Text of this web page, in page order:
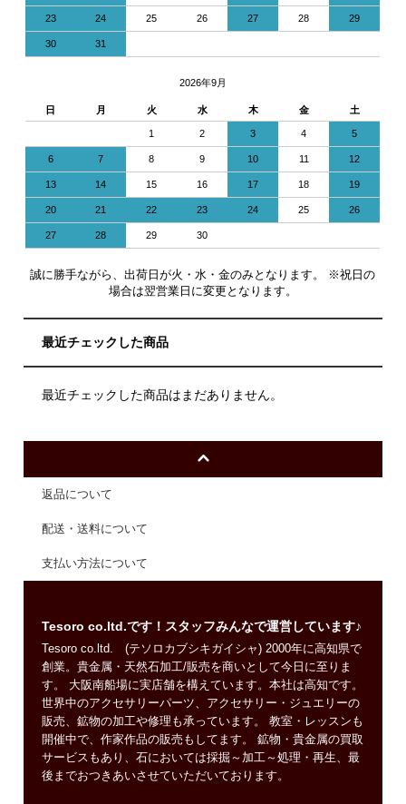
23 24 25 26 27 28 29
30 31
2026年9月
日 月 火 水 木 金 土
1 2 3 4 5
6 7 8 9 10 11 12
13 14 15 16 17 18 19
20 21 22 23 24 25 26
27 28 29 30
誠に勝手ながら、出荷日が火・水・金のみとなります。 ※祝日の
場合は翌営業日に変更となります。
最近チェックした商品
最近チェックした商品はまだありません。
返品について
配送・送料について
支払い方法について
Tesoro co.ltd.です！スタッフみんなで運営しています♪
Tesoro co.ltd. (テソロカブシキガイシャ) 2000年に高知県で
創業。貴金属・天然石加工/販売を商いとして今日に至りま
す。 大阪南船場に実店舗を構えています。本社は高知です。
世界中のアクセサリーパーツ、アクセサリー・ジュエリーの
販売、鉱物の加工や修理も承っています。 教室・レッスンも
開催中で、作家作品の販売もしてます。 鉱物・貴金属の買取
サービスもあり、石においては採掘～加工～処理・再生、最
後までおつきあいさせていただいております。